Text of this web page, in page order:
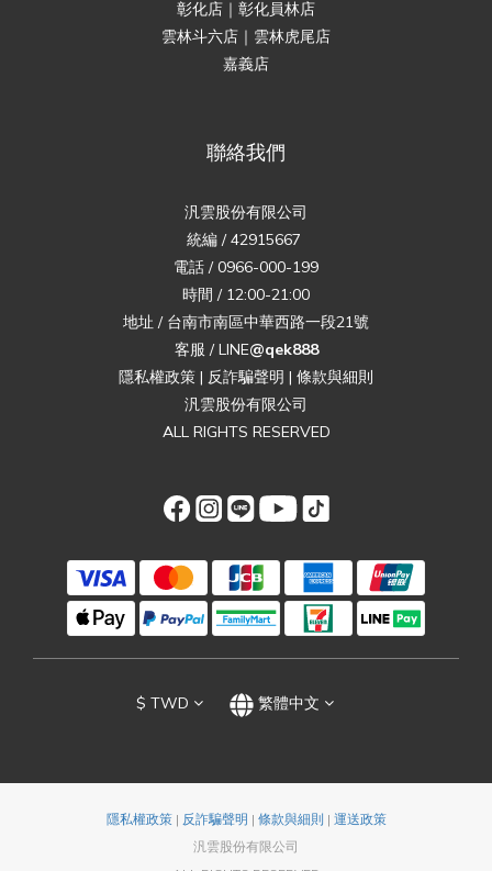
彰化店｜彰化員林店
雲林斗六店｜雲林虎尾店
嘉義店
聯絡我們
汎雲股份有限公司
統編 / 42915667
電話 / 0966-000-199
時間 / 12:00-21:00
地址 / 台南市南區中華西路一段21號
客服 / LINE@qek888
隱私權政策 | 反詐騙聲明 | 條款與細則
汎雲股份有限公司
ALL RIGHTS RESERVED
$ TWD 繁體中文
隱私權政策| 反詐騙聲明 | 條款與細則 | 運送政策
汎雲股份有限公司